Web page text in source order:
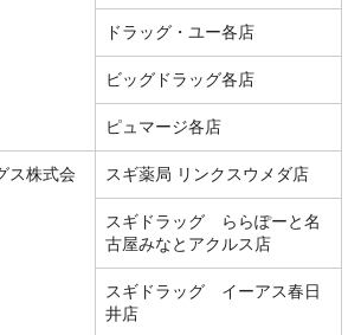
ドラッグ・ユー各店
ビッグドラッグ各店
ピュマージ各店
ス株式会
スギ薬局 リンクスウメダ店
スギドラッグ ららぽーと名
古屋みなとアクルス店
スギドラッグ イーアス春日
井店